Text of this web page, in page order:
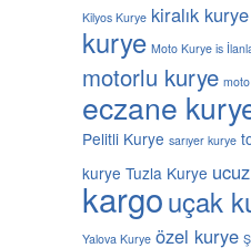
Kilyos Kurye kiralık kurye
kurye Moto Kurye is
motorlu kurye
eczane
Pelitli Kurye sarıyer kurye
kurye Tuzla Kurye
kargouçak
Yalova Kurye özel kurye